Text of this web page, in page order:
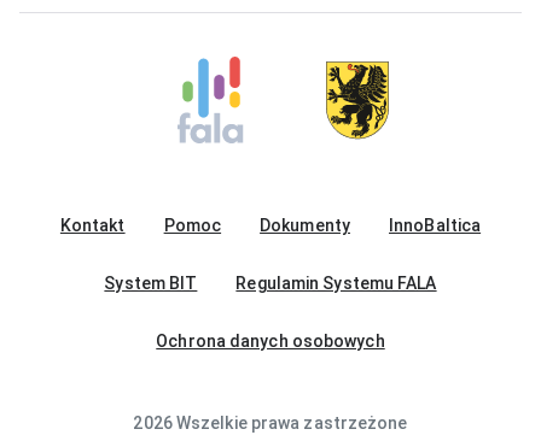
Kontakt Pomoc Dokumenty InnoBaltica
System BIT Regulamin Systemu FALA
Ochrona danych osobowych
2026 Wszelkie prawa zastrzeżone